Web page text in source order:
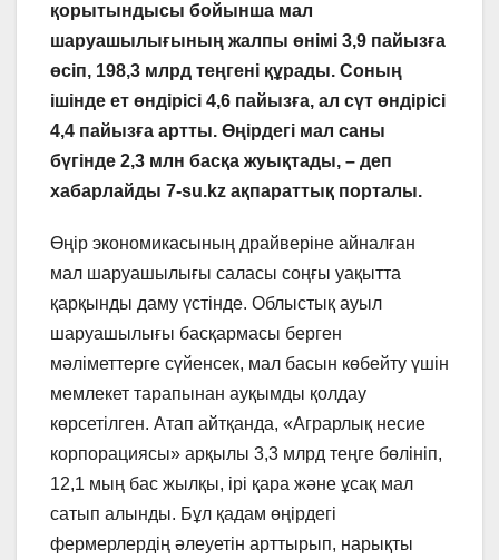
қорытындысы бойынша мал
шаруашылығының жалпы өнімі 3,9 пайызға
өсіп, 198,3 млрд теңгені құрады. Соның
ішінде ет өндірісі 4,6 пайызға, ал сүт өндірісі
4,4 пайызға артты. Өңірдегі мал саны
бүгінде 2,3 млн басқа жуықтады, – деп
хабарлайды 7-su.kz ақпараттық порталы.
Өңір экономикасының драйверіне айналған
мал шаруашылығы саласы соңғы уақытта
қарқынды даму үстінде. Облыстық ауыл
шаруашылығы басқармасы берген
мәліметтерге сүйенсек, мал басын көбейту үшін
мемлекет тарапынан ауқымды қолдау
көрсетілген. Атап айтқанда, «Аграрлық несие
корпорациясы» арқылы 3,3 млрд теңге бөлініп,
12,1 мың бас жылқы, ірі қара және ұсақ мал
сатып алынды. Бұл қадам өңірдегі
фермерлердің әлеуетін арттырып, нарықты